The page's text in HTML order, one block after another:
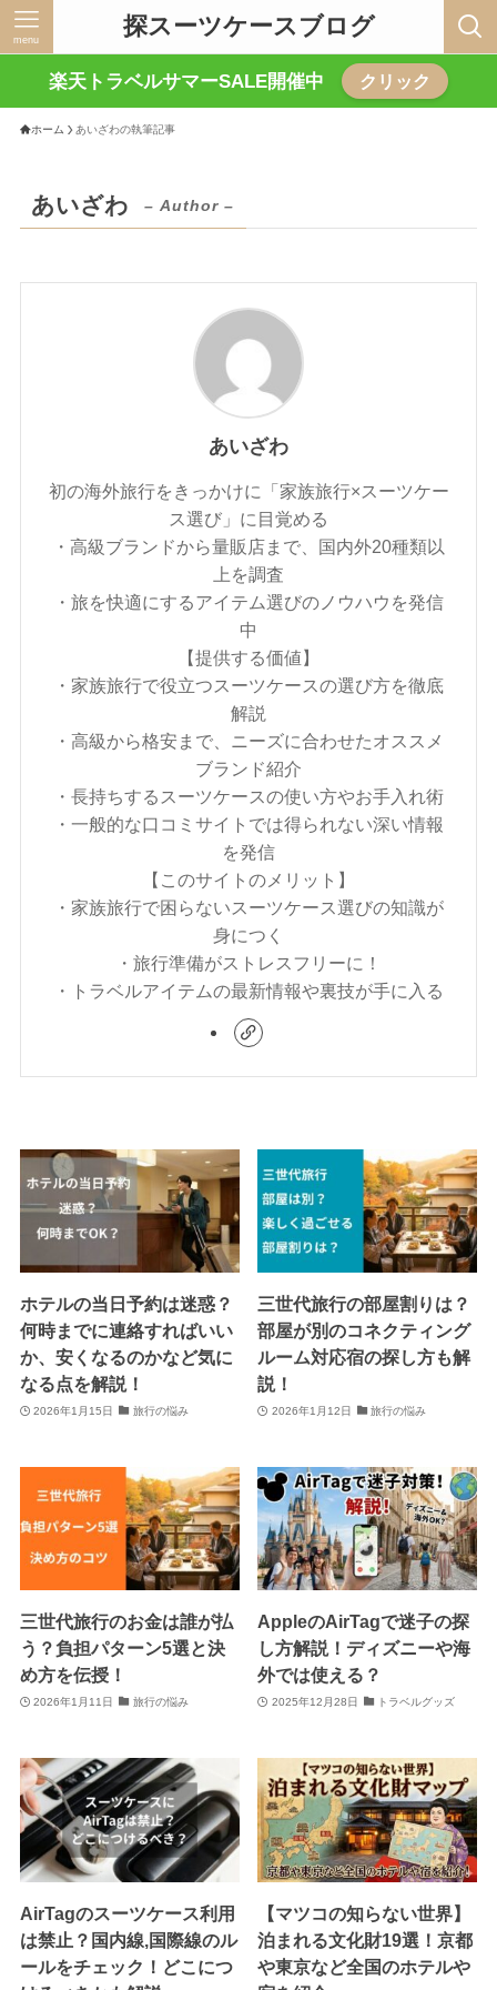
探スーツケースブログ
menu
楽天トラベルサマーSALE開催中 クリック
ホーム あいざわの執筆記事
あいざわ – Author –
あいざわ
初の海外旅行をきっかけに「家族旅行×スーツケー
ス選び」に目覚める
・高級ブランドから量販店まで、国内外20種類以
上を調査
・旅を快適にするアイテム選びのノウハウを発信
中
【提供する価値】
・家族旅行で役立つスーツケースの選び方を徹底
解説
・高級から格安まで、ニーズに合わせたオススメ
ブランド紹介
・長持ちするスーツケースの使い方やお手入れ術
・一般的な口コミサイトでは得られない深い情報
を発信
【このサイトのメリット】
・家族旅行で困らないスーツケース選びの知識が
身につく
・旅行準備がストレスフリーに！
・トラベルアイテムの最新情報や裏技が手に入る
ホテルの当日予約は迷惑？
何時までに連絡すればいい
か、安くなるのかなど気に
なる点を解説！
2026年1月15日 旅行の悩み
三世代旅行の部屋割りは？
部屋が別のコネクティング
ルーム対応宿の探し方も解
説！
2026年1月12日 旅行の悩み
三世代旅行のお金は誰が払
う？負担パターン5選と決
め方を伝授！
2026年1月11日 旅行の悩み
AppleのAirTagで迷子の探
し方解説！ディズニーや海
外では使える？
2025年12月28日 トラベルグッズ
AirTagのスーツケース利用
は禁止？国内線,国際線のル
ールをチェック！どこにつ
【マツコの知らない世界】
泊まれる文化財19選！京都
や東京など全国のホテルや